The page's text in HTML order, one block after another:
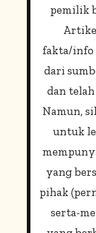
pemilik
fakta/info
dari
dan
Namun,
untuk
yang
pihak
serta-